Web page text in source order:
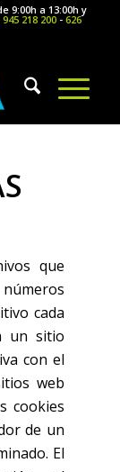
9:00h a 13:00h y
218 200 -626
que
cada
un sitio
con el
web
cookies
de un
El